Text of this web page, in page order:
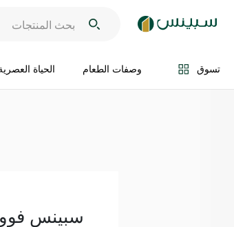
تسوق وصفات الطعام الحياة
اضف الى السلة
سبينس فوود